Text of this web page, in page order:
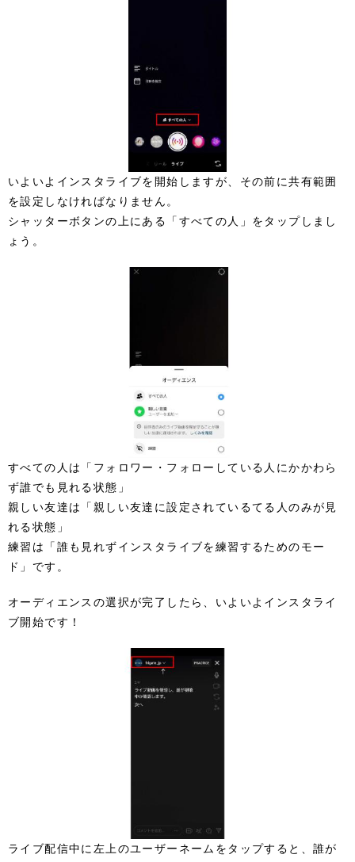
いよいよインスタライブを開始しますが、その前に共有範囲
を設定しなければなりません。
シャッターボタンの上にある「すべての人」をタップしまし
ょう。
すべての人は「フォロワー・フォローしている人にかかわら
ず誰でも見れる状態」
親しい友達は「親しい友達に設定されているてる人のみが見
れる状態」
練習は「誰も見れずインスタライブを練習するためのモー
ド」です。
オーディエンスの選択が完了したら、いよいよインスタライ
ブ開始です！
ライブ配信中に左上のユーザーネームをタップすると、誰が